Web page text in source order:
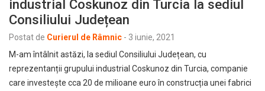
industrial Coskunoz din Turcia la sediul
Consiliului Județean
Postat de Curierul de Râmnic - 3 iunie, 2021
M-am întâlnit astăzi, la sediul Consiliului Județean, cu
reprezentanții grupului industrial Coskunoz din Turcia, companie
care investește cca 20 de milioane euro în construcția unei fabrici